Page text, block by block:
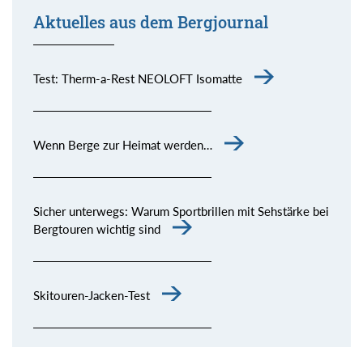
Aktuelles aus dem Bergjournal
Test: Therm-a-Rest NEOLOFT Isomatte
Wenn Berge zur Heimat werden…
Sicher unterwegs: Warum Sportbrillen mit Sehstärke bei
Bergtouren wichtig sind
Skitouren-Jacken-Test